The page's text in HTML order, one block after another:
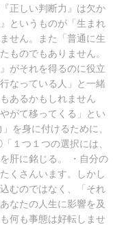
正しい判断力』は欠か
というものが「生まれ
せん。また「普通に生
ものでもありません。
がそれを得るのに役立
なっている人」と一緒
あるかもしれません
がて移ってくる」とい
を身に付けるために、
１つ１つの選択には、
肝に銘じる。 ・自分の
くさんいます。しかし
むのではなく、「それ
なたの人生に影響を及
何も事態は好転しませ